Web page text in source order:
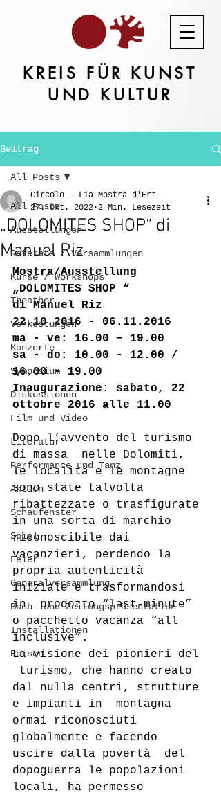
KREIS FÜR KUNST
UND KULTUR
Beitrag
All Posts
Ausstellungen
Referate / Versammlungen
Kurse / Workshops
Theather
Verkostungen
Konzerte
Symposium
Diskussionen
Film und Video
Literatur
Performance und Tanz
Aktion
Schaufenster
Spiel
Feier
Generalversammlung
Buch- und Zeitungspräsentation
Installationen
Reisen
All Posts
„DOLOMITES SHOP“ di
Manuel Riz
Circolo - Lia Mostra d'Ert
27. Okt. 2022 2 Min. Lesezeit
Mostra/Ausstellung
„DOLOMITES SHOP “
di Manuel Riz
22.10.2016 - 06.11.2016
ma - ve: 16.00 – 19.00
sa - do: 10.00 - 12.00 /
16.00 - 19.00
Inaugurazione: sabato, 22
ottobre 2016 alle 11.00
Dopo l’avvento del turismo
di massa  nelle Dolomiti,
le località e le montagne
sono state talvolta
ribattezzate o trasfigurate
in una sorta di marchio
riconoscibile dai
vacanzieri, perdendo la
propria autenticità
iniziale e trasformandosi
in  prodotto “last-minute”
o pacchetto vacanza “all
inclusive”.
La visione dei pionieri del
turismo, che hanno creato
dal nulla centri, strutture
e impianti in  montagna
ormai riconosciuti
globalmente e facendo
uscire dalla povertà  del
dopoguerra le popolazioni
locali, ha permesso